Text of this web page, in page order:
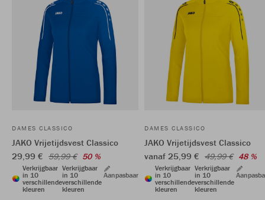
DAMES CLASSICO
JAKO Vrijetijdsvest Classico
29,99 € 59,99 € 50 %
Verkrijgbaar
in 10
verschillende
kleuren
Verkrijgbaar
in 10
verschillende
kleuren
Aanpasbaar
DAMES CLASSICO
JAKO Vrijetijdsvest Classico
vanaf 25,99 € 49,99 € 48 %
Verkrijgbaar
in 10
verschillende
kleuren
Verkrijgbaar
in 10
verschillende
kleuren